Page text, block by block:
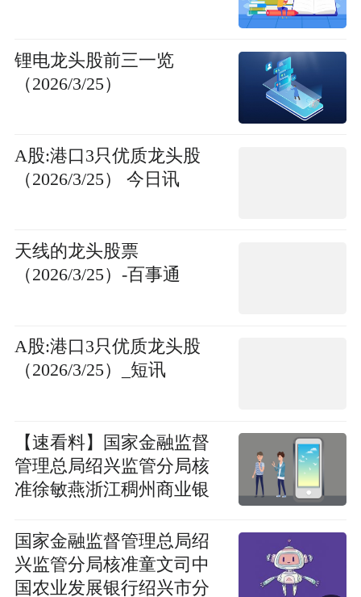
锂电龙头股前三一览
（2026/3/25）
A股:港口3只优质龙头股
（2026/3/25） 今日讯
天线的龙头股票
（2026/3/25）-百事通
A股:港口3只优质龙头股
（2026/3/25）_短讯
【速看料】国家金融监督
管理总局绍兴监管分局核
准徐敏燕浙江稠州商业银
国家金融监督管理总局绍
兴监管分局核准童文司中
国农业发展银行绍兴市分